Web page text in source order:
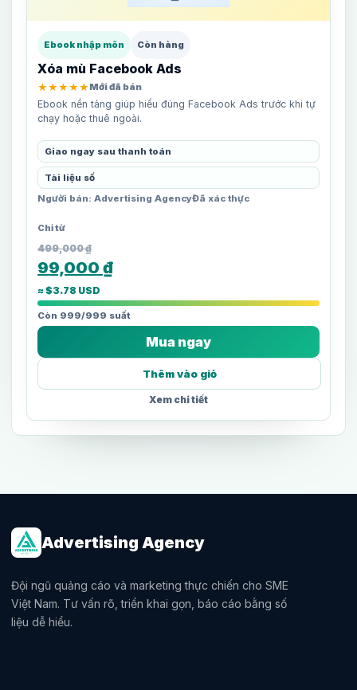
Ebook nhập môn Còn hàng
Xóa mù Facebook Ads
★★★★★ Mới đã bán
Ebook nền tảng giúp hiểu đúng Facebook Ads trước khi tự
chạy hoặc thuê ngoài.
Giao ngay sau thanh toán
Tài liệu số
Người bán: Advertising AgencyĐã xác thực
499,000₫
99,000 ₫
≈ $3.78 USD
Còn 999/999 suất
Mua ngay
Thêm vào giỏ
Xem chi tiết
Advertising Agency
Đội ngũ quảng cáo và marketing thực chiến cho SME
Việt Nam. Tư vấn rõ, triển khai gọn, báo cáo bằng số
liệu dễ hiểu.